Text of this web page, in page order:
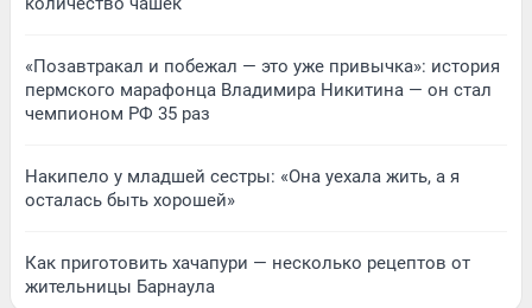
«Позавтракал и побежал — это уже привычка»: история
пермского марафонца Владимира Никитина — он стал
чемпионом РФ 35 раз
Накипело у младшей сестры: «Она уехала жить, а я
осталась быть хорошей»
Как приготовить хачапури — несколько рецептов от
жительницы Барнаула